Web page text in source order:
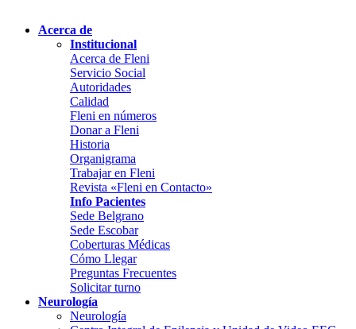
Acerca de
Institucional
Acerca de Fleni
Servicio Social
Autoridades
Calidad
Fleni en números
Donar a Fleni
Historia
Organigrama
Trabajar en Fleni
Revista «Fleni en Contacto»
Info Pacientes
Sede Belgrano
Sede Escobar
Coberturas Médicas
Cómo Llegar
Preguntas Frecuentes
Solicitar turno
Neurología
Neurología